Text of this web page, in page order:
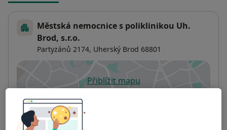
Městská nemocnice s poliklinikou Uh.
Brod, s.r.o.
Partyzánů 2174, Uherský Brod 68801
Přiblížit mapuse otevře v nové záložce
Dostupnost
Na této adrese online kalendář není aktivní
Co mám v takové situaci udělat?